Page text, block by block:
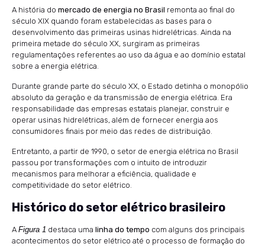
A história do mercado de energia no Brasil remonta ao final do
século XIX quando foram estabelecidas as bases para o
desenvolvimento das primeiras usinas hidrelétricas. Ainda na
primeira metade do século XX, surgiram as primeiras
regulamentações referentes ao uso da água e ao domínio estatal
sobre a energia elétrica.
Durante grande parte do século XX, o Estado detinha o monopólio
absoluto da geração e da transmissão de energia elétrica. Era
responsabilidade das empresas estatais planejar, construir e
operar usinas hidrelétricas, além de fornecer energia aos
consumidores finais por meio das redes de distribuição.
Entretanto, a partir de 1990, o setor de energia elétrica no Brasil
passou por transformações com o intuito de introduzir
mecanismos para melhorar a eficiência, qualidade e
competitividade do setor elétrico.
Histórico do setor elétrico brasileiro
A Figura 1 destaca uma linha do tempo com alguns dos principais
acontecimentos do setor elétrico até o processo de formação do